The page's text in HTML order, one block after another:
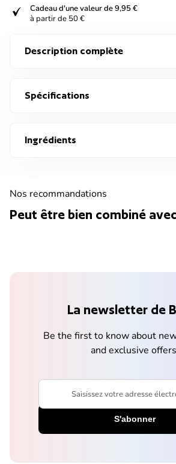
verified
Cadeau d'une valeur de 9,95 €
à partir de 50 €
Description complète
Spécifications
Ingrédients
Nos recommandations
Peut être bien combiné
La newsletter de
Be the first to know about
and exclusive
Saisissez votre adresse électronique